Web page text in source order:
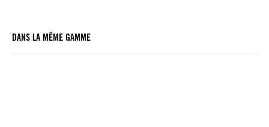
DANS LA MÊME GAMME